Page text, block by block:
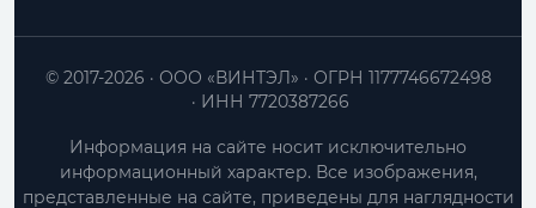
ООО «ВИНТЭЛ»
ОГРН 1177746672498
ИНН 7720387266
© 2017-2026
Информация на сайте носит исключительно
информационный характер. Все изображения,
представленные на сайте, приведены для наглядности